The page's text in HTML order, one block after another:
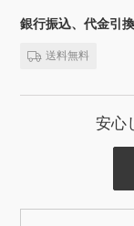
銀行振込、代金引
送料無料
安心